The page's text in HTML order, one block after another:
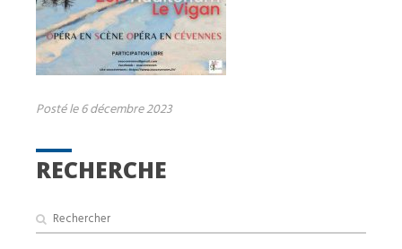
RECHERCHE
Posté le 6 décembre 2023